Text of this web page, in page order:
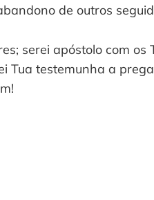
de outros
serei apóstolo com os
Tua testemunha a